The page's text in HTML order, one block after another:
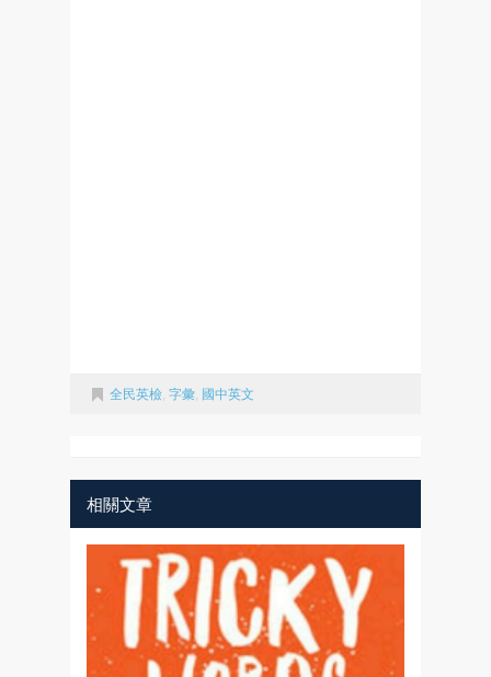
全民英檢 字彙 國中英文
相關文章